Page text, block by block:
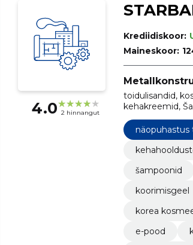
4.0 2 hinnangut
Krediidiskoor:
Maineskoor:
toidulisandid,
kehakreemid,
näopuhastus
šampoonid
koorimisgeel
korea
e-pood